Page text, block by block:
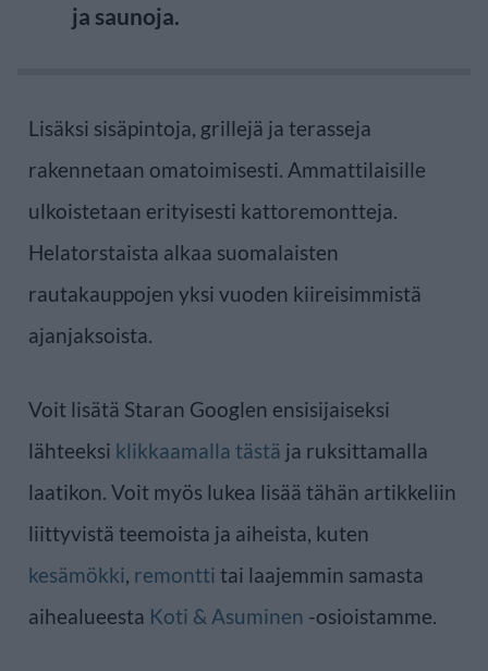
ja saunoja.
Lisäksi sisäpintoja, grillejä ja terasseja
rakennetaan omatoimisesti. Ammattilaisille
ulkoistetaan erityisesti kattoremontteja.
Helatorstaista alkaa suomalaisten
rautakauppojen yksi vuoden kiireisimmistä
ajanjaksoista.
Voit lisätä Staran Googlen ensisijaiseksi
lähteeksi klikkaamalla tästä ja ruksittamalla
laatikon. Voit myös lukea lisää tähän artikkeliin
liittyvistä teemoista ja aiheista, kuten
kesämökki, remontti tai laajemmin samasta
aihealueesta Koti & Asuminen -osioistamme.